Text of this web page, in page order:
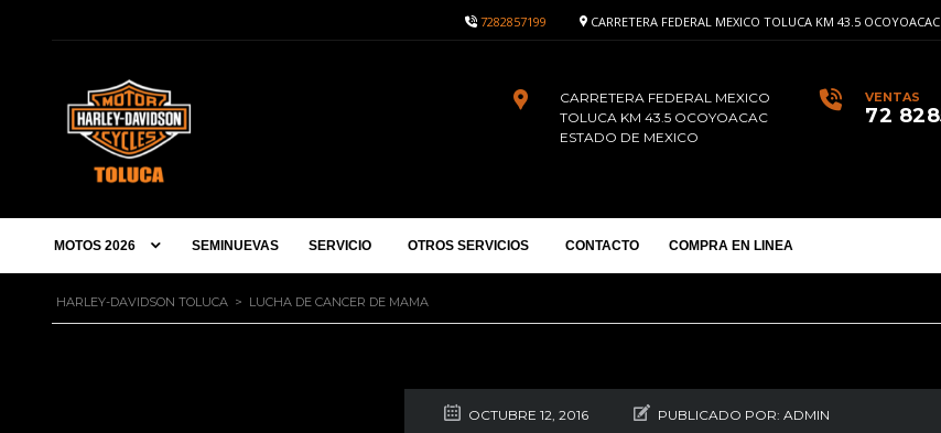
CARRETERA FEDERAL MEXICO TOLUCA KM 43.5
7282857199
VENTAS
72
CARRETERA FEDERAL MEXICO
TOLUCA KM 43.5 OCOYOACAC
ESTADO DE MEXICO
MOTOS 2026 SEMINUEVAS SERVICIO OTROS SERVICIOS CONTACTO COMPRA EN LINEA
HARLEY-DAVIDSON TOLUCA > LUCHA DE CANCER DE MAMA
OCTUBRE 12, 2016 PUBLICADO POR: ADMIN